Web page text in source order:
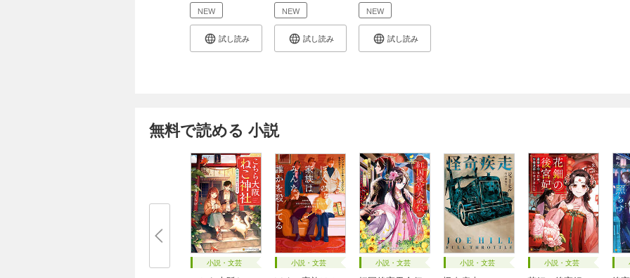
NEW
試し読み
NEW
試し読み
NEW
試し読み
無料で読める 小説
小説・文芸 小説・文芸 小説・文芸 小説・文芸 小説・文芸